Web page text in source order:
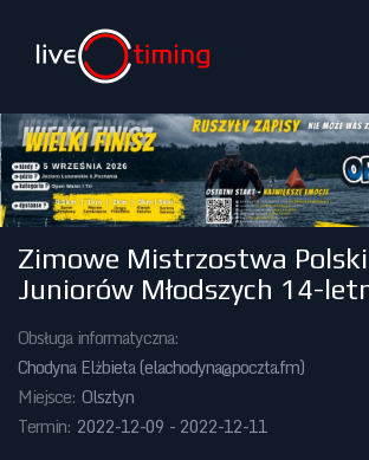
Zawody Międzynarodowe
Zawody Okręgowe
Kalendarz Imprez
Zimowe Mistrzostwa Polski
Juniorów Młodszych 14-
Obsługa informatyczna:
Chodyna Elżbieta (elachodyna@poczta.fm)
Miejsce: Olsztyn
Termin: 2022-12-09 - 2022-12-11